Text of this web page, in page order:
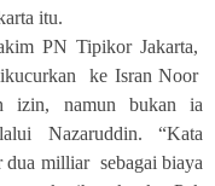
itu.
PN Tipikor Jakarta,
ke Isran Noor
izin, namun bukan ia
Nazaruddin. “Kata
dua milliar sebagai biaya